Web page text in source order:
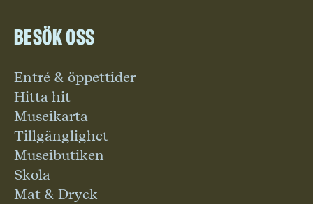
Besök oss
Entré & öppettider
Hitta hit
Museikarta
Tillgänglighet
Museibutiken
Skola
Mat & Dryck